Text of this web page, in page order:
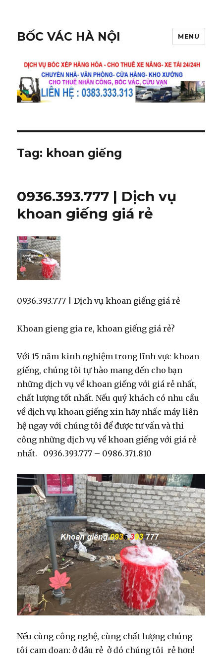
BỐC VÁC HÀ NỘI MENU
Tag: khoan giếng
0936.393.777 | Dịch vụ
khoan giếng giá rẻ
0936.393.777 | Dịch vụ khoan giếng giá rẻ
Khoan gieng gia re, khoan giếng giá rẻ?
Với 15 năm kinh nghiệm trong lĩnh vực khoan
giếng, chúng tôi tự hào mang đến cho bạn
những dịch vụ về khoan giếng với giá rẻ nhất,
chất lượng tốt nhất. Nếu quý khách có nhu cầu
về dịch vụ khoan giếng xin hãy nhấc máy liên
hệ ngay với chúng tôi để được tư vấn và thi
công những dịch vụ về khoan giếng với giá rẻ
nhất. 0936.393.777 – 0986.371.810
Nếu cùng công nghệ, cùng chất lượng chúng
tôi cam đoan: ở đâu rẻ ở đó chúng tôi rẻ hơn!